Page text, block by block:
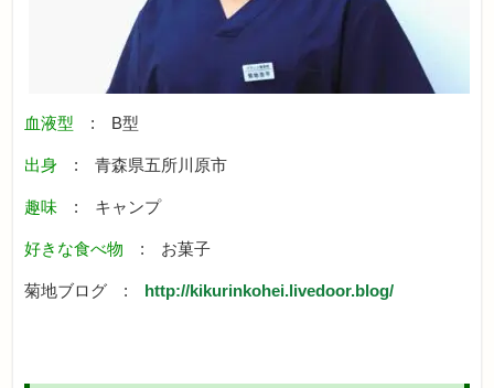
血液型 : B型
出身 : 青森県五所川原市
趣味 : キャンプ
好きな食べ物 : お菓子
菊地ブログ : http://kikurinkohei.livedoor.blog/